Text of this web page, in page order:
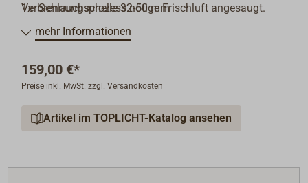
Verbrennungsprozess nötige Frischluft angesaugt.
An dem angeschweißten 90° Führungsbogen wird der
Doppelschlauch mit einer Schlauchschelle fixiert und
Schwanenhals.
1x Schlauchschelle 32-50 mm
mehr Informationen
159,00 €*
Preise inkl. MwSt. zzgl. Versandkosten
Artikel im TOPLICHT-Katalog ansehen